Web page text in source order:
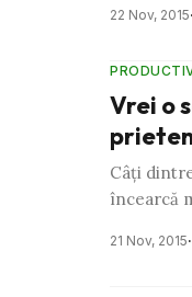
22 Nov, 2015
Vrei o
Câţi
încearcă
21 Nov, 2015